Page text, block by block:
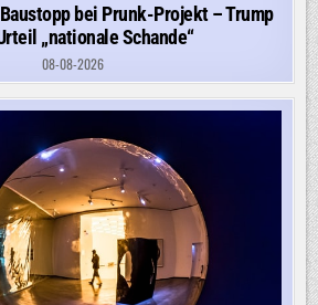
bei Prunk-Projekt – Trump
„nationale Schande“
08-08-2026